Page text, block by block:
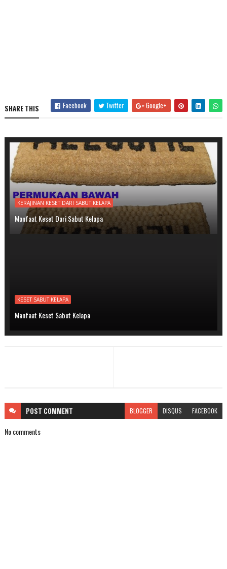
SHARE THIS Facebook Twitter Google+
KERAJINAN KESET DARI SABUT KELAPA
Manfaat Keset Dari Sabut Kelapa
KESET SABUT KELAPA
Manfaat Keset Sabut Kelapa
POST COMMENT BLOGGER DISQUS FACEBOOK
No comments